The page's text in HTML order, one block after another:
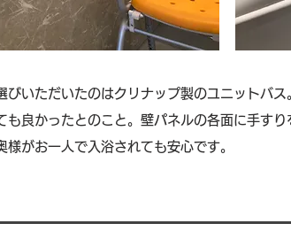
びいただいたのはクリナップ製のユニットバス
も良かったとのこと。壁パネルの各面に手す
がお一人で入浴されても安心です。